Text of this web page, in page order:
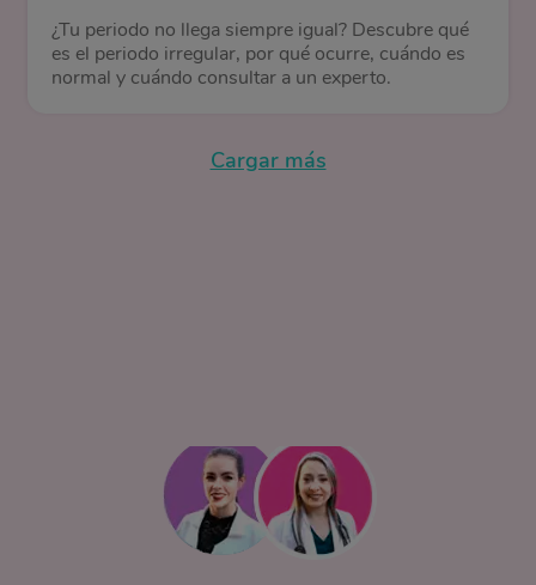
¿Tu periodo no llega siempre igual? Descubre qué
es el periodo irregular, por qué ocurre, cuándo es
normal y cuándo consultar a un experto.
Cargar más